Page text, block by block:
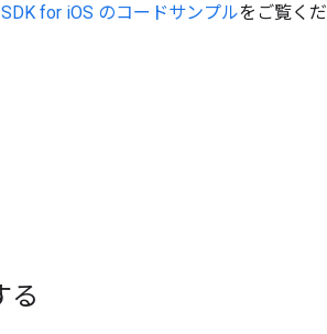
for iOS のコードサンプルをご覧くだ
る